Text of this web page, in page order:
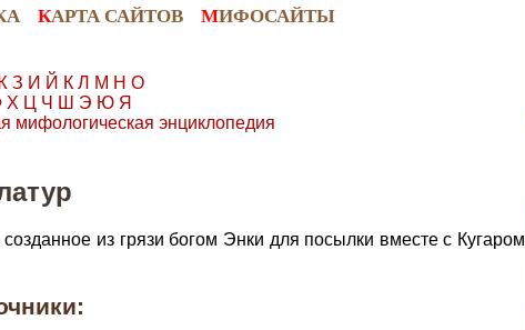
КАРТА САЙТОВ МИФОСАЙТЫ
З И Й К Л М Н О
Х Ц Ч Ш Э Ю Я
мифологическая энциклопедия
из грязи богом Энки для посылки вместе с Кугаром